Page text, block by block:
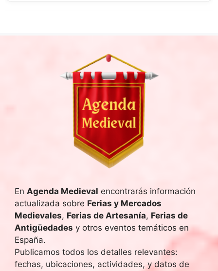
En Agenda Medieval encontrarás información
actualizada sobre Ferias y Mercados
Medievales, Ferias de Artesanía, Ferias de
Antigüedades y otros eventos temáticos en
España.
Publicamos todos los detalles relevantes:
fechas, ubicaciones, actividades, y datos de